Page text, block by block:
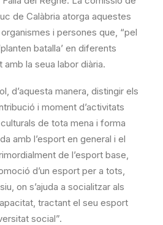
de Calàbria atorga aquestes
i persones que, “pel
batalla’ en diferents
la seua labor diària.
d’aquesta manera, distingir els
i moment d’activitats
de tota mena i forma
amb l’esport en general i el
de l’esport base,
d’un esport per a tots,
on s’ajuda a socialitzar als
tractant el seu esport
social”.